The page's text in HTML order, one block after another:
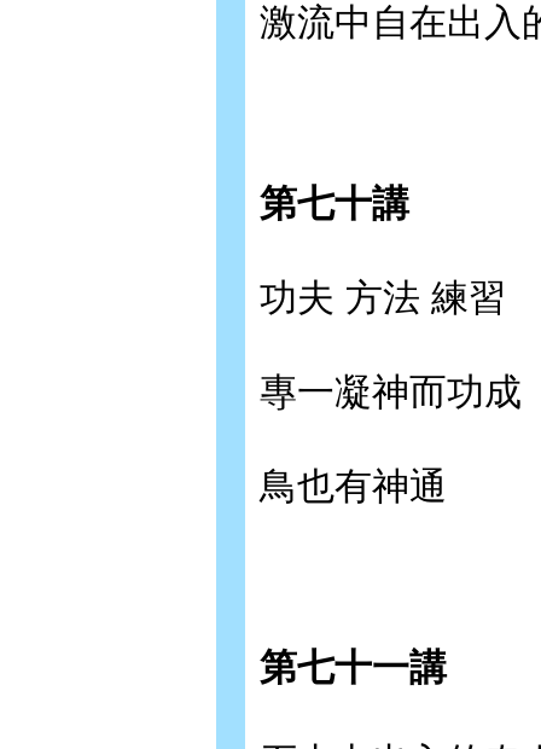
激流中自在出入
第七十講
功夫 方法 練習
專一凝神而功成
鳥也有神通
第七十一講